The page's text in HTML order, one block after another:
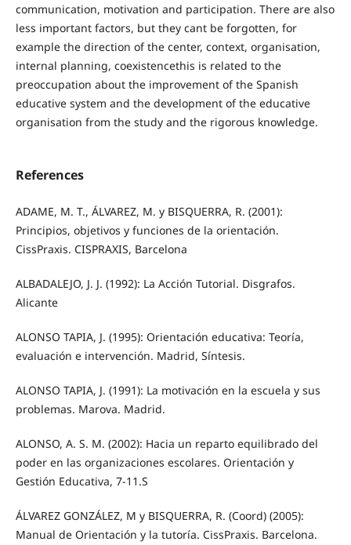
communication, motivation and participation. There are also
less important factors, but they cant be forgotten, for
example the direction of the center, context, organisation,
internal planning, coexistencethis is related to the
preoccupation about the improvement of the Spanish
educative system and the development of the educative
organisation from the study and the rigorous knowledge.
References
ADAME, M. T., ÁLVAREZ, M. y BISQUERRA, R. (2001):
Principios, objetivos y funciones de la orientación.
CissPraxis. CISPRAXIS, Barcelona
ALBADALEJO, J. J. (1992): La Acción Tutorial. Disgrafos.
Alicante
ALONSO TAPIA, J. (1995): Orientación educativa: Teoría,
evaluación e intervención. Madrid, Síntesis.
ALONSO TAPIA, J. (1991): La motivación en la escuela y sus
problemas. Marova. Madrid.
ALONSO, A. S. M. (2002): Hacia un reparto equilibrado del
poder en las organizaciones escolares. Orientación y
Gestión Educativa, 7-11.S
ÁLVAREZ GONZÁLEZ, M y BISQUERRA, R. (Coord) (2005):
Manual de Orientación y la tutoría. CissPraxis. Barcelona.